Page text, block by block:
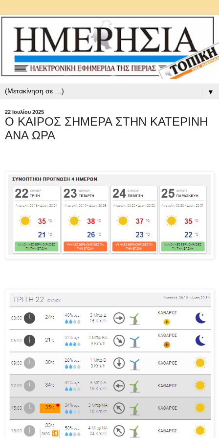
▼
22 Ιουλίου 2025
Ο ΚΑΙΡΟΣ ΣΗΜΕΡΑ ΣΤΗΝ ΚΑΤΕΡΙΝΗ
ΑΝΑ ΩΡΑ